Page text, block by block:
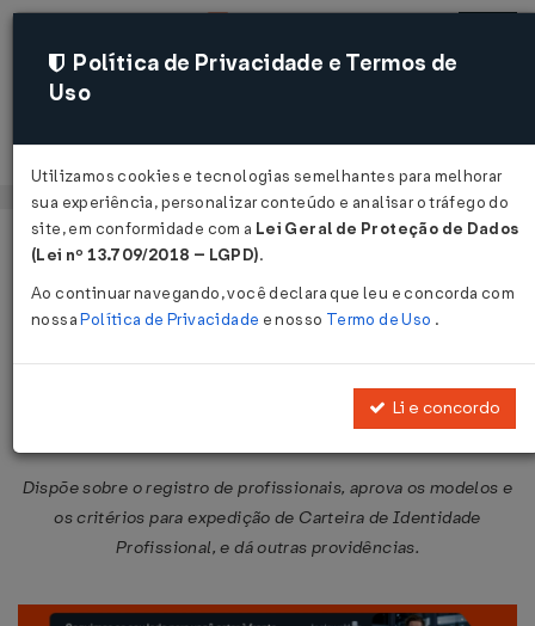
Acessar
Página Inicial Legislações
Resolução CONFEA Nº 1007 DE
Dispõe sobre o registro de profissionais, aprova os modelos e
os critérios para expedição de Carteira de Identidade
Profissional, e dá outras providências.
Política de Privacidade e Termos de
Uso
Utilizamos cookies e tecnologias semelhantes para melhorar
sua experiência, personalizar conteúdo e analisar o tráfego do
site, em conformidade com a Lei Geral de Proteção de Dados
(Lei nº 13.709/2018 – LGPD).
Ao continuar navegando, você declara que leu e concorda com
nossaPolítica de Privacidade e nosso Termo de Uso .
Li e concordo